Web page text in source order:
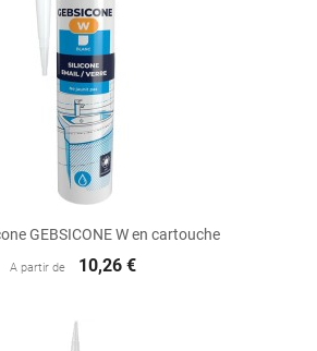
GEBSICONE W en cartouche
A partir de 10,26 €